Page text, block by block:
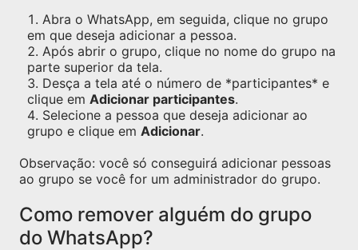
Abra o WhatsApp, em seguida, clique no grupo
em que deseja adicionar a pessoa.
Após abrir o grupo, clique no nome do grupo na
parte superior da tela.
Desça a tela até o número de *participantes* e
clique em Adicionar participantes.
Selecione a pessoa que deseja adicionar ao
grupo e clique em Adicionar.
Observação: você só conseguirá adicionar pessoas
ao grupo se você for um administrador do grupo.
Como remover alguém do grupo
do WhatsApp?